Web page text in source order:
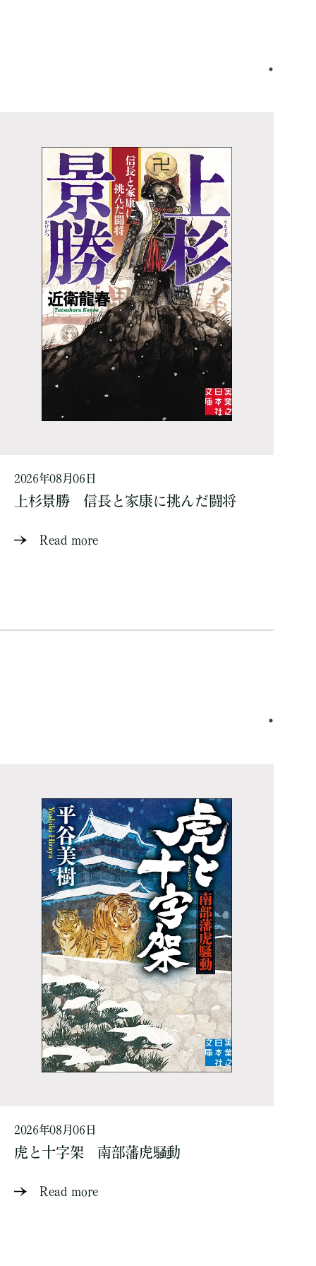
2026年08月06日
上杉景勝 信長と家康に挑んだ闘将
Read more
2026年08月06日
虎と十字架 南部藩虎騒動
Read more